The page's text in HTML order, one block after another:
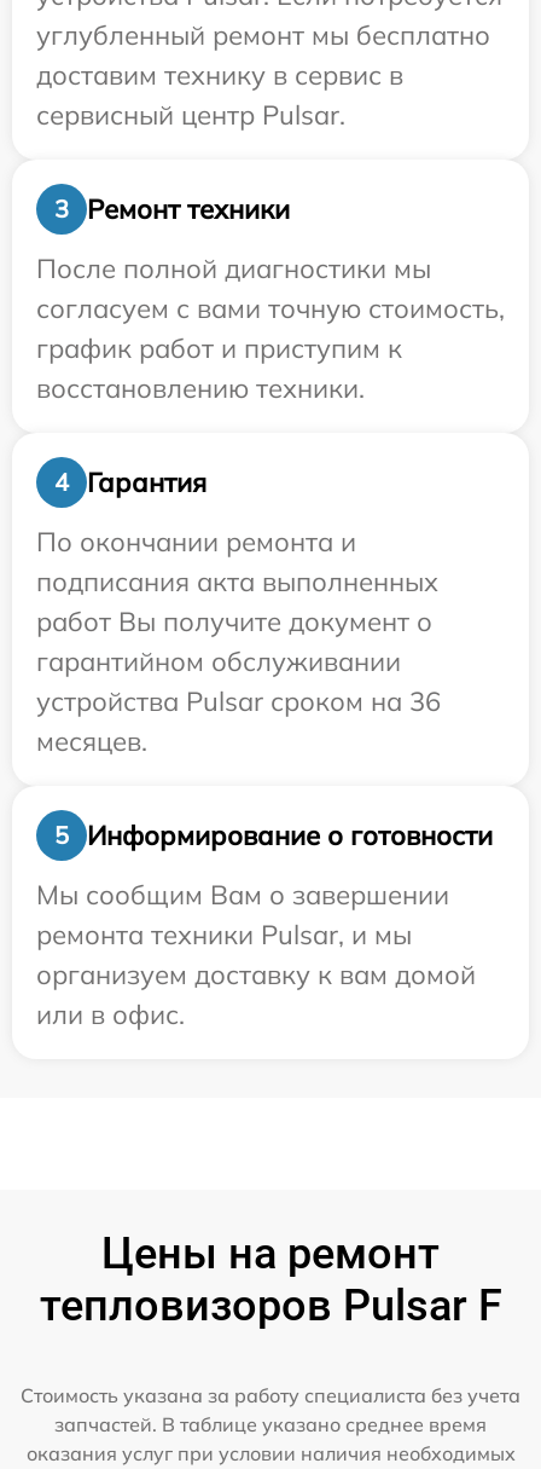
углубленный ремонт мы бесплатно
доставим технику в сервис в
сервисный центр Pulsar.
3
Ремонт техники
После полной диагностики мы
согласуем с вами точную стоимость,
график работ и приступим к
восстановлению техники.
4
Гарантия
По окончании ремонта и
подписания акта выполненных
работ Вы получите документ о
гарантийном обслуживании
устройства Pulsar сроком на 36
месяцев.
5
Информирование о готовности
Мы сообщим Вам о завершении
ремонта техники Pulsar, и мы
организуем доставку к вам домой
или в офис.
Цены на ремонт
тепловизоров Pulsar F
Стоимость указана за работу специалиста без учета
запчастей. В таблице указано среднее время
оказания услуг при условии наличия необходимых